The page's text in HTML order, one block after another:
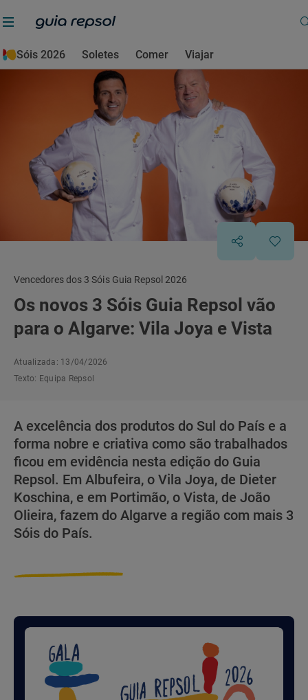
Sóis 2026 Soletes Comer Viajar
Vencedores dos 3 Sóis Guia Repsol 2026
Os novos 3 Sóis Guia Repsol vão
para o Algarve: Vila Joya e Vista
Atualizada: 13/04/2026
Texto: Equipa Repsol
A excelência dos produtos do Sul do País e a
forma nobre e criativa como são trabalhados
ficou em evidência nesta edição do Guia
Repsol. Em Albufeira, o Vila Joya, de Dieter
Koschina, e em Portimão, o Vista, de João
Olieira, fazem do Algarve a região com mais 3
Sóis do País.